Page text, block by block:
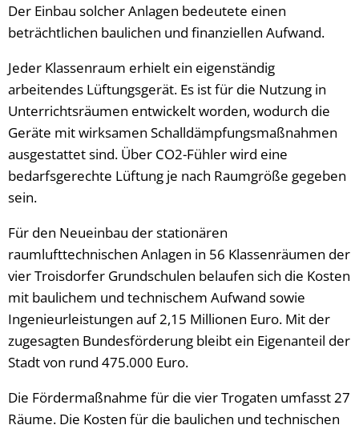
Der Einbau solcher Anlagen bedeutete einen
beträchtlichen baulichen und finanziellen Aufwand.
Jeder Klassenraum erhielt ein eigenständig
arbeitendes Lüftungsgerät. Es ist für die Nutzung in
Unterrichtsräumen entwickelt worden, wodurch die
Geräte mit wirksamen Schalldämpfungsmaßnahmen
ausgestattet sind. Über CO2-Fühler wird eine
bedarfsgerechte Lüftung je nach Raumgröße gegeben
sein.
Für den Neueinbau der stationären
raumlufttechnischen Anlagen in 56 Klassenräumen der
vier Troisdorfer Grundschulen belaufen sich die Kosten
mit baulichem und technischem Aufwand sowie
Ingenieurleistungen auf 2,15 Millionen Euro. Mit der
zugesagten Bundesförderung bleibt ein Eigenanteil der
Stadt von rund 475.000 Euro.
Die Fördermaßnahme für die vier Trogaten umfasst 27
Räume. Die Kosten für die baulichen und technischen